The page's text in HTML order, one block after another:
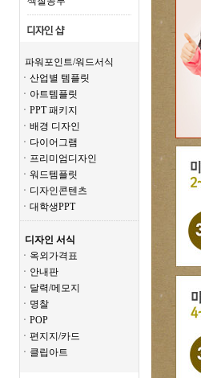
파워포인트/워드서식
ㆍ산업별 템플릿
ㆍ아트템플릿
ㆍPPT 패키지
ㆍ배경 디자인
ㆍ다이어그램
ㆍ프리미엄디자인
ㆍ워드템플릿
ㆍ디자인콘텐츠
ㆍ대학생PPT
디자인 서식
ㆍ옥외가격표
ㆍ안내판
ㆍ달력/메모지
ㆍ명찰
ㆍPOP
ㆍ편지지/카드
ㆍ클립아트